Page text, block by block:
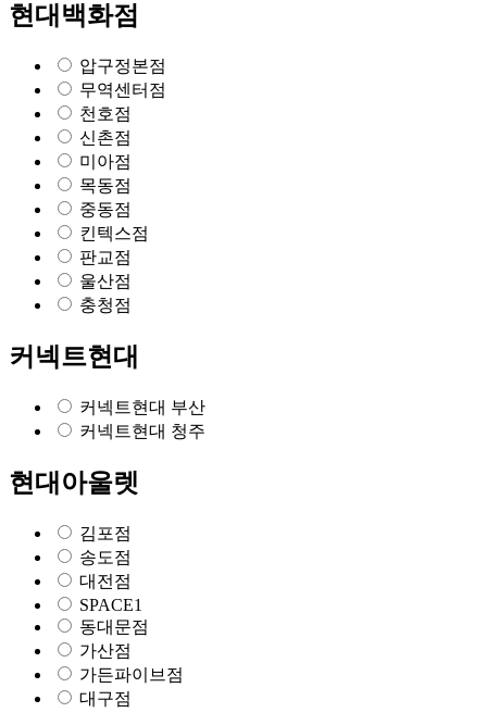
현대백화점
압구정본점
무역센터점
천호점
신촌점
미아점
목동점
중동점
킨텍스점
판교점
울산점
충청점
커넥트현대
커넥트현대 부산
커넥트현대 청주
현대아울렛
김포점
송도점
대전점
SPACE1
동대문점
가산점
가든파이브점
대구점